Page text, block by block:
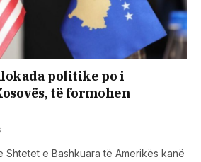
politike po i
të formohen
Shtetet e Bashkuara të Amerikës kanë